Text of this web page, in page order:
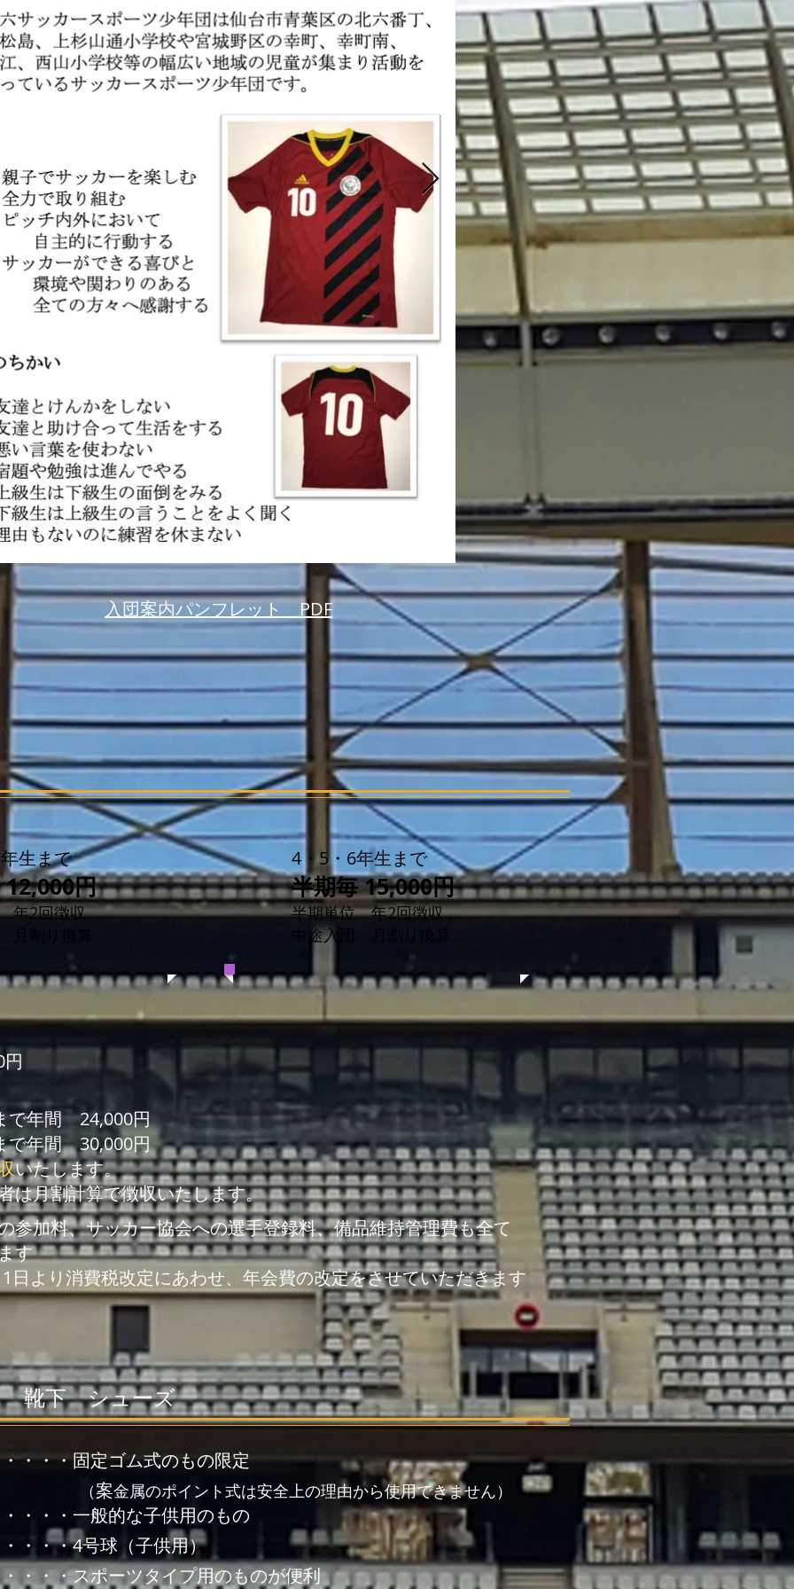
入団案内パンフレット PDF
生まで
円
年2回徴収
月割り換算
4・5・6年生まで
半期毎 15,000円
半期単位 年2回徴収
​中途入団 月割り換算
で年間 24,000円
で年間 30,000円
いたします。
は月割計算で徴収いたします。
参加料、サッカー協会への選手登録料、備品維持管理費も全て
す
より消費税改定にあわせ、年会費の改定をさせていただきます
靴下 シューズ
・・・固定ゴム式のもの限定
（案金属のポイント式は安全上の理由から使用できません）
・・・一般的な子供用のもの
・・・4号球（子供用）
・・・スポーツタイプ用のものが便利